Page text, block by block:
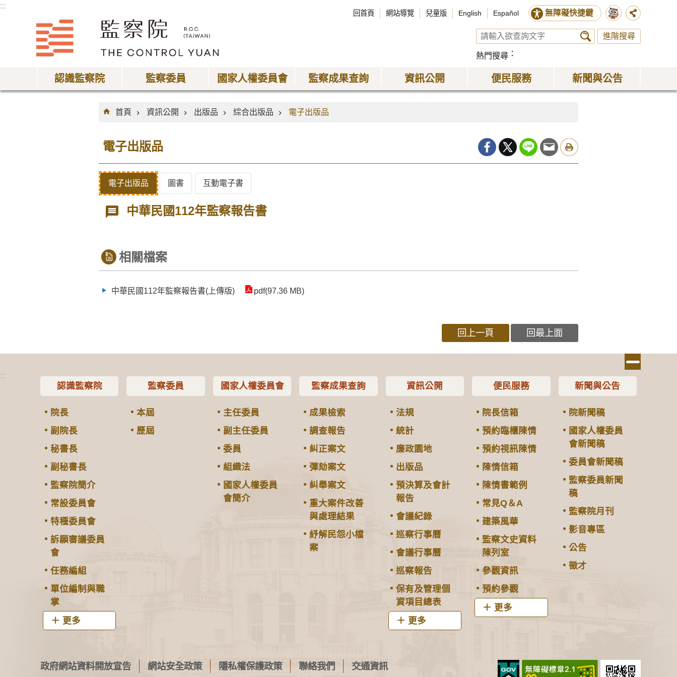
:::
回首頁 網站導覽 兒童版 English Español 無障礙快捷鍵
進階搜尋
熱門搜尋
認識監察院 監察委員 國家人權委員會 監察成果查詢 資訊公開 便民服務 新聞與公告
:::
首頁
資訊公開 出版品 綜合出版品 電子出版品
電子出版品
電子出版品 圖書 互動電子書
中華民國112年監察報告書
相關檔案
中華民國112年監察報告書(上傳版) pdf(97.36 MB)
回上一頁 回最上面
:::
認識監察院
院長
副院長
秘書長
副秘書長
監察院簡介
常設委員會
特種委員會
訴願審議委員
會
任務編組
單位編制與職
掌
更多
監察委員
本屆
歷屆
國家人權委員會
主任委員
副主任委員
委員
組織法
國家人權委員
會簡介
監察成果查詢
成果檢索
調查報告
糾正案文
彈劾案文
糾舉案文
重大案件改善
與處理結果
紓解民怨小檔
案
資訊公開
法規
統計
廉政園地
出版品
預決算及會計
報告
會議紀錄
巡察行事曆
會議行事曆
巡察報告
保有及管理個
資項目總表
更多
便民服務
院長信箱
預約臨櫃陳情
預約視訊陳情
陳情信箱
陳情書範例
常見Q＆A
建築風華
監察文史資料
陳列室
參觀資訊
預約參觀
更多
新聞與公告
院新聞稿
國家人權委員
會新聞稿
委員會新聞稿
監察委員新聞
稿
監察院月刊
影音專區
公告
徵才
政府網站資料開放宣告 網站安全政策 隱私權保護政策 聯絡我們 交通資訊